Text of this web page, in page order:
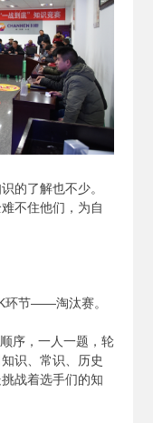
的了解也不少。
不住他们，为自
环节——淘汰赛。
序，一人一题，轮
识、常识、历史
战着选手们的知